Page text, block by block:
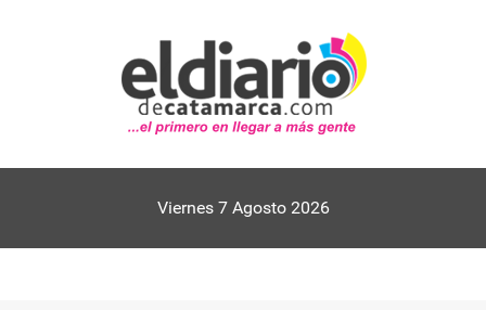
Viernes 7 Agosto 2026